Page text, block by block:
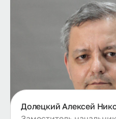
Долецкий Алексей